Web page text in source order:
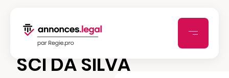
SCI DA SILVA